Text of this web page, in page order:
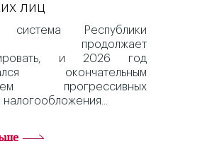
лиц
система Республики
продолжает
и 2026 год
окончательным
прогрессивных
налогообложения